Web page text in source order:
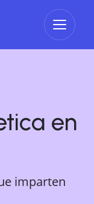
Abrir
en
imparten